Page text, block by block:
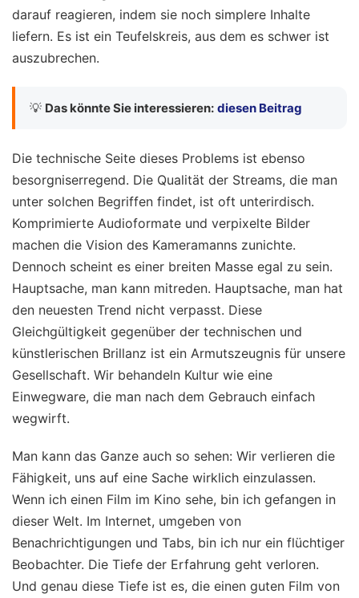
darauf reagieren, indem sie noch simplere Inhalte
liefern. Es ist ein Teufelskreis, aus dem es schwer ist
auszubrechen.
💡 Das könnte Sie interessieren: diesen Beitrag
Die technische Seite dieses Problems ist ebenso
besorgniserregend. Die Qualität der Streams, die man
unter solchen Begriffen findet, ist oft unterirdisch.
Komprimierte Audioformate und verpixelte Bilder
machen die Vision des Kameramanns zunichte.
Dennoch scheint es einer breiten Masse egal zu sein.
Hauptsache, man kann mitreden. Hauptsache, man hat
den neuesten Trend nicht verpasst. Diese
Gleichgültigkeit gegenüber der technischen und
künstlerischen Brillanz ist ein Armutszeugnis für unsere
Gesellschaft. Wir behandeln Kultur wie eine
Einwegware, die man nach dem Gebrauch einfach
wegwirft.
Man kann das Ganze auch so sehen: Wir verlieren die
Fähigkeit, uns auf eine Sache wirklich einzulassen.
Wenn ich einen Film im Kino sehe, bin ich gefangen in
dieser Welt. Im Internet, umgeben von
Benachrichtigungen und Tabs, bin ich nur ein flüchtiger
Beobachter. Die Tiefe der Erfahrung geht verloren.
Und genau diese Tiefe ist es, die einen guten Film von